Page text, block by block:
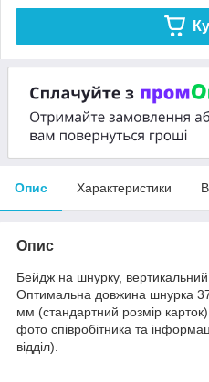
Опис Характеристики
Опис
Бейдж на шнурку,
Оптимальна довжина шнурка
мм (стандартний розмір
фото співробітника та
відділ).